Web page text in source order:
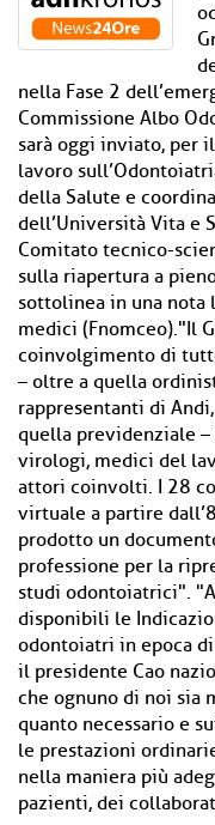
nella Fase 2
Commissione Albo
sarà oggi inviato, per
lavoro
della Salute e
dell’Università Vita e
Comitato tecnico-
sulla riapertura a
sottolinea in una nota
medici (Fnomceo)."Il
coinvolgimento di
– oltre a quella
rappresentanti di
quella previdenziale
virologi, medici del
attori coinvolti. I 28
virtuale a partire
prodotto un
professione per la
studi odontoiatrici".
disponibili le
odontoiatri in epoca
il presidente Cao
che ognuno di noi sia
quanto necessario e
le prestazioni
nella maniera più
pazienti, dei